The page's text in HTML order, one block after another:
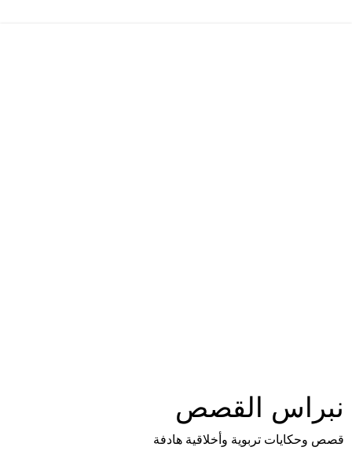
نبراس القصص
قصص وحكايات تربوية وأخلاقية هادفة